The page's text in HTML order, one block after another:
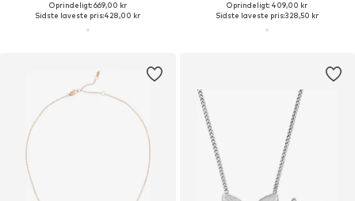
Oprindeligt: 669,00 kr
Sidste laveste pris:428,00 kr
Oprindeligt: 409,00 kr
Sidste laveste pris:328,50 kr